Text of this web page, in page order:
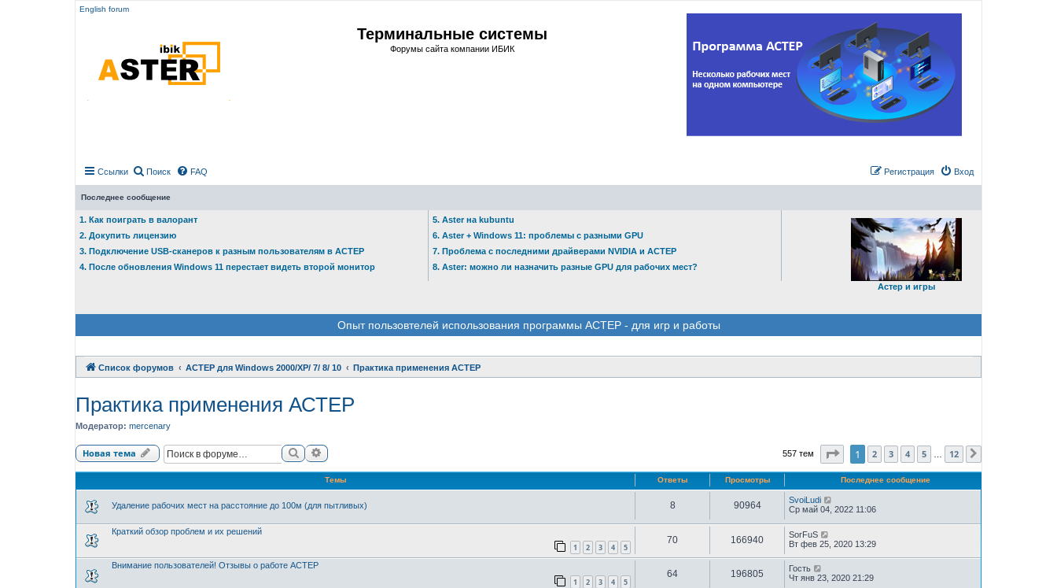
English forum
Терминальные системы
Форумы сайта компании ИБИК
Ссылки Поиск FAQ Вход
Регистрация
Последнее сообщение
1. Как поиграть в валорант
2. Докупить лицензию
3. Подключение USB-сканеров к разным пользователям в АСТЕР
4. После обновления Windows 11 перестает видеть второй монитор
5. Aster на kubuntu
6. Aster + Windows 11: проблемы с разными GPU
7. Проблема с последними драйверами NVIDIA и АСТЕР
8. Aster: можно ли назначить разные GPU для рабочих мест?
Астер и игры
Опыт пользовтелей использования программы АСТЕР - для игр и работы
Список форумов АСТЕР для Windows 2000/XP/ 7/ 8/ 10 Практика применения АСТЕР
Практика применения АСТЕР
Модератор: mercenary
Новая тема ПоискРасширенный поиск 557 тем Страница 1из12
1 2 3 4 5 12
Темы Ответы Просмотры Последнее сообщение
Удаление рабочих мест на расстояние до 100м (для пытливых) 8 90964
SvoiLudi
Ср май 04, 2022 11:06
Краткий обзор проблем и их решений
1 2 3 4 5
70 166940
SorFuS
Вт фев 25, 2020 13:29
Внимание пользователей! Отзывы о работе АСТЕР
1 2 3 4 5
64 196805
Гость
Чт янв 23, 2020 21:29